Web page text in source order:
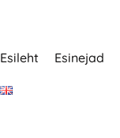
Esileht Esinejad